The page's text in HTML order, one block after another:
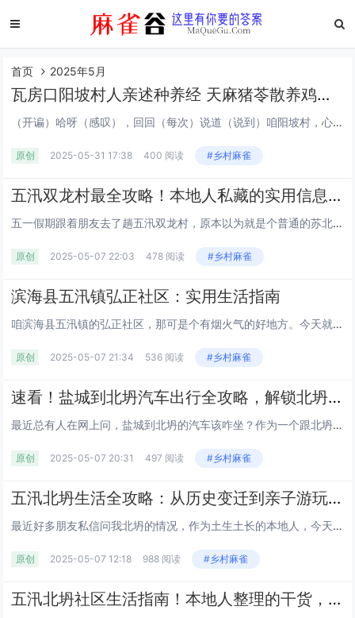
首页 2025年5月
瓦房口阳坡村人亲述种养经 天麻猪苓散养鸡金井河坡坡岭岭那点实情【陕西省商洛市柞水县】
（开谝）哈呀（感叹），回回（每次）说道（说到）咱阳坡村，心里头就透着舒坦。这地儿撂（放）在：陕西省商洛市柞水县瓦房口镇当间（中间）。你甭（béng，别）看是山里头，树多啊！茂林成荫不假话，钻进去天都阴（暗）了一半。那空气好的，吸一口像嚼了片...
原创 2025-05-31 17:38 400 阅读 #乡村麻雀
五汛双龙村最全攻略！本地人私藏的实用信息都在这儿，速来打卡！
五一假期跟着朋友去了趟五汛双龙村，原本以为就是个普通的苏北小村庄，结果发现这里简直是个宝藏！整理了一份超详细的游玩 + 生活指南，保证全网找不到第二篇，本地人看了都说 “透鲜”！一、交通出行篇自驾路线导航直接搜 “五汛双龙村”，从滨海县城出...
原创 2025-05-07 22:03 478 阅读 #乡村麻雀
滨海县五汛镇弘正社区：实用生活指南
咱滨海县五汛镇的弘正社区，那可是个有烟火气的好地方。今天就给大伙唠唠这儿的实用信息，不管你是新来乍到，还是想更了解这片土地，都能收获满满干货。地理位置与周边环境弘正社区处在滨海县五汛镇政府东侧，南到向阳河，北和五七村交界，东边挨着通济村，西...
原创 2025-05-07 21:34 536 阅读 #乡村麻雀
速看！盐城到北坍汽车出行全攻略，解锁北坍镇生活图鉴
最近总有人在网上问，盐城到北坍的汽车该咋坐？作为一个跟北坍镇打了多年交道的人，今天咱就好好唠唠这个藏在滨海县的热闹地儿，把大家关心的那些事儿都掰扯清楚。先说交通，从盐城去北坍，最直接的就是坐汽车。咱可以先到盐城汽车客运站，问问有没有直达北坍...
原创 2025-05-07 20:31 497 阅读 #乡村麻雀
五汛北坍生活全攻略：从历史变迁到亲子游玩，本地人私藏的实用指南！
最近好多朋友私信问我北坍的情况，作为土生土长的本地人，今天就把家底都掏出来了！这篇攻略涵盖了历史、美食、医疗、快递、亲子游玩和种地时间，都是实实在在的干货，绝对没有虚头巴脑的东西，大家直接收藏就对了！一、北坍村的历史变迁：从海滩到鱼米之乡老...
原创 2025-05-07 12:18 988 阅读 #乡村麻雀
五汛北坍社区生活指南！本地人整理的干货，看完少走弯路